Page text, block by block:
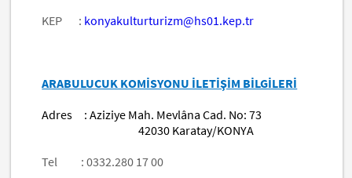
KEP : konyakulturturizm@hs01.kep.tr
ARABULUCUK KOMİSYONU İLETİŞİM BİLGİLERİ
Adres : Aziziye Mah. Mevlâna Cad. No: 73
42030 Karatay/KONYA
Tel : 0332.280 17 00